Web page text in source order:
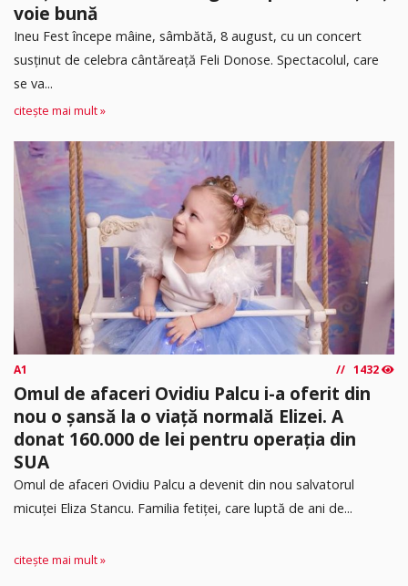
voie bună
Ineu Fest începe mâine, sâmbătă, 8 august, cu un concert
susținut de celebra cântăreață Feli Donose. Spectacolul, care
se va...
citește mai mult »
A1 1432
Omul de afaceri Ovidiu Palcu i-a oferit din
nou o șansă la o viață normală Elizei. A
donat 160.000 de lei pentru operația din
SUA
Omul de afaceri Ovidiu Palcu a devenit din nou salvatorul
micuței Eliza Stancu. Familia fetiței, care luptă de ani de...
citește mai mult »